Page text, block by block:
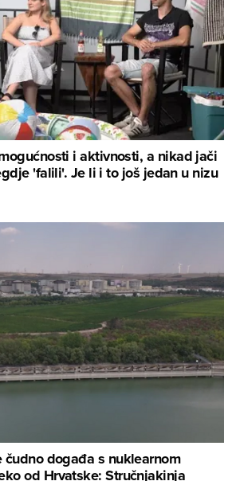
i aktivnosti, a nikad jači
'falili'. Je li i to još jedan u nizu
čudno događa s nuklearnom
od Hrvatske: Stručnjakinja